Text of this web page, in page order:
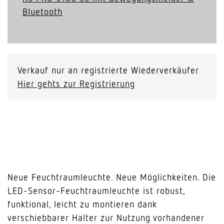
Bluetooth
Verkauf nur an registrierte Wiederverkäufer
Hier gehts zur Registrierung
Neue Feuchtraumleuchte. Neue Möglichkeiten. Die
LED-Sensor-Feuchtraumleuchte ist robust,
funktional, leicht zu montieren dank
verschiebbarer Halter zur Nutzung vorhandener